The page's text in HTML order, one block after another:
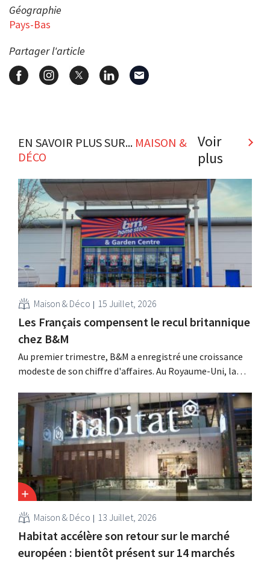
Géographie
Pays-Bas
Partager l'article
EN SAVOIR PLUS SUR... MAISON &
DÉCO
Voir
plus
Maison & Déco 15 Juillet, 2026
Les Français compensent le recul britannique
chez B&M
Au premier trimestre, B&M a enregistré une croissance
modeste de son chiffre d'affaires. Au Royaume-Uni, la
lentement, mais la croissance en France et les meilleurs
résultats de Heron Foods ont compensé cette baisse.
Maison & Déco 13 Juillet, 2026
Habitat accélère son retour sur le marché
européen : bientôt présent sur 14 marchés